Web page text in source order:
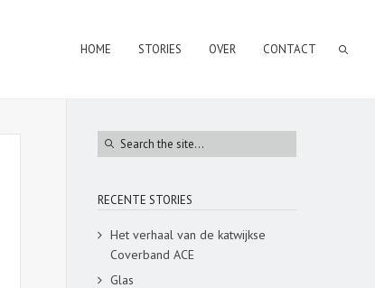
HOME STORIES OVER CONTACT
RECENTE STORIES
Het verhaal van de katwijkse
Coverband ACE
Glas